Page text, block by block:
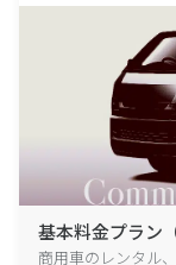
基本料金プラン（
商用車のレンタル